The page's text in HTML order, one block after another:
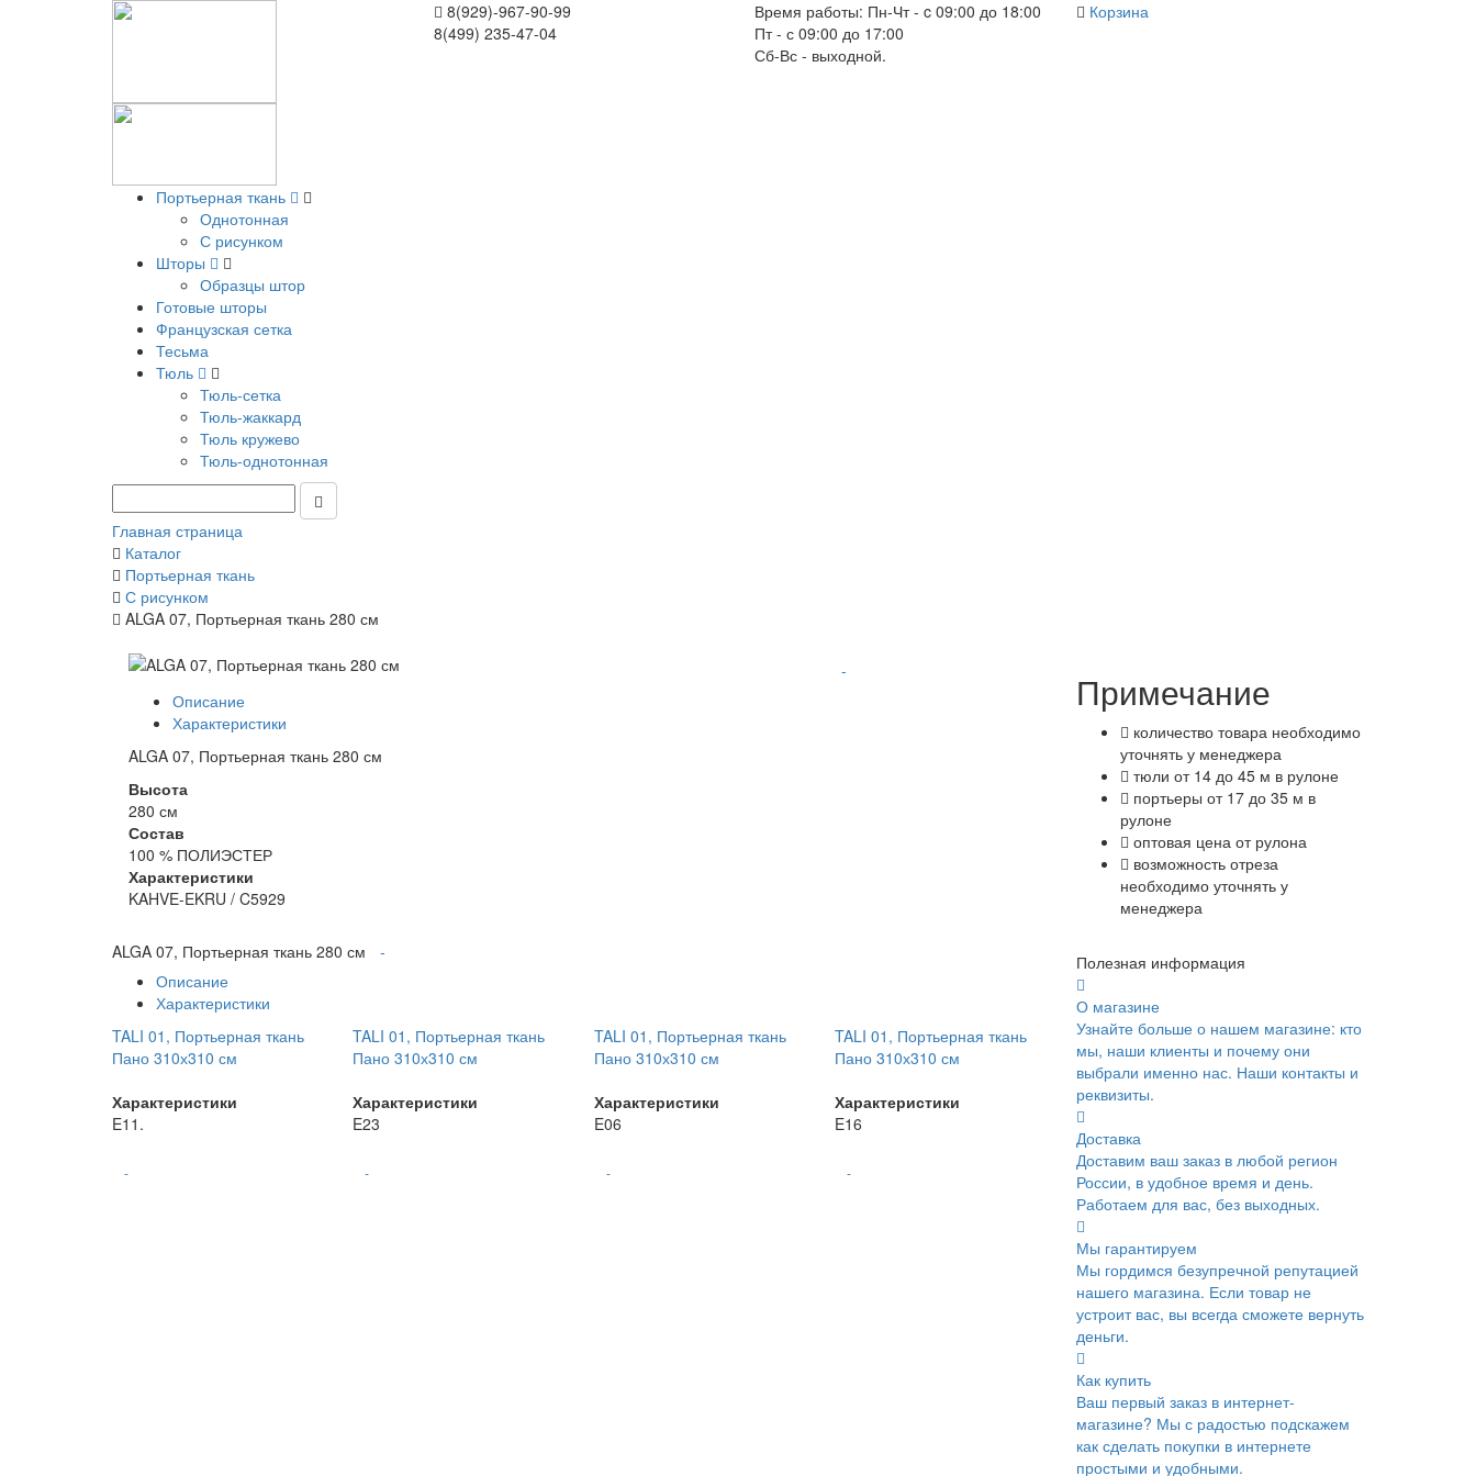
8(929)-967-90-99
8(499) 235-47-04
Время работы: Пн-Чт - c 09:00 до 18:00
Пт - с 09:00 до 17:00
Сб-Вс - выходной.
Корзина
Портьерная ткань
Однотонная
С рисунком
Шторы
Образцы штор
Готовые шторы
Французская сетка
Тесьма
Тюль
Тюль-сетка
Тюль-жаккард
Тюль кружево
Тюль-однотонная
Главная страница
Каталог
Портьерная ткань
С рисунком
ALGA 07, Портьерная ткань 280 см
-
Описание
Характеристики
ALGA 07, Портьерная ткань 280 см
Высота
280 см
Состав
100 % ПОЛИЭСТЕР
Характеристики
KAHVE-EKRU / C5929
ALGA 07, Портьерная ткань 280 см
-
Описание
Характеристики
TALI 01, Портьерная ткань
Пано 310х310 см
Характеристики
E11.
-
TALI 01, Портьерная ткань
Пано 310х310 см
Характеристики
E23
-
TALI 01, Портьерная ткань
Пано 310х310 см
Характеристики
E06
-
TALI 01, Портьерная ткань
Пано 310х310 см
Характеристики
E16
-
Примечание
количество товара необходимо
уточнять у менеджера
тюли от 14 до 45 м в рулоне
портьеры от 17 до 35 м в
рулоне
оптовая цена от рулона
возможность отреза
необходимо уточнять у
менеджера
Полезная информация
О магазине
Узнайте больше о нашем магазине: кто
мы, наши клиенты и почему они
выбрали именно нас. Наши контакты и
реквизиты.
Доставка
Доставим ваш заказ в любой регион
России, в удобное время и день.
Работаем для вас, без выходных.
Мы гарантируем
Мы гордимся безупречной репутацией
нашего магазина. Если товар не
устроит вас, вы всегда сможете вернуть
деньги.
Как купить
Ваш первый заказ в интернет-
магазине? Мы с радостью подскажем
как сделать покупки в интернете
простыми и удобными.